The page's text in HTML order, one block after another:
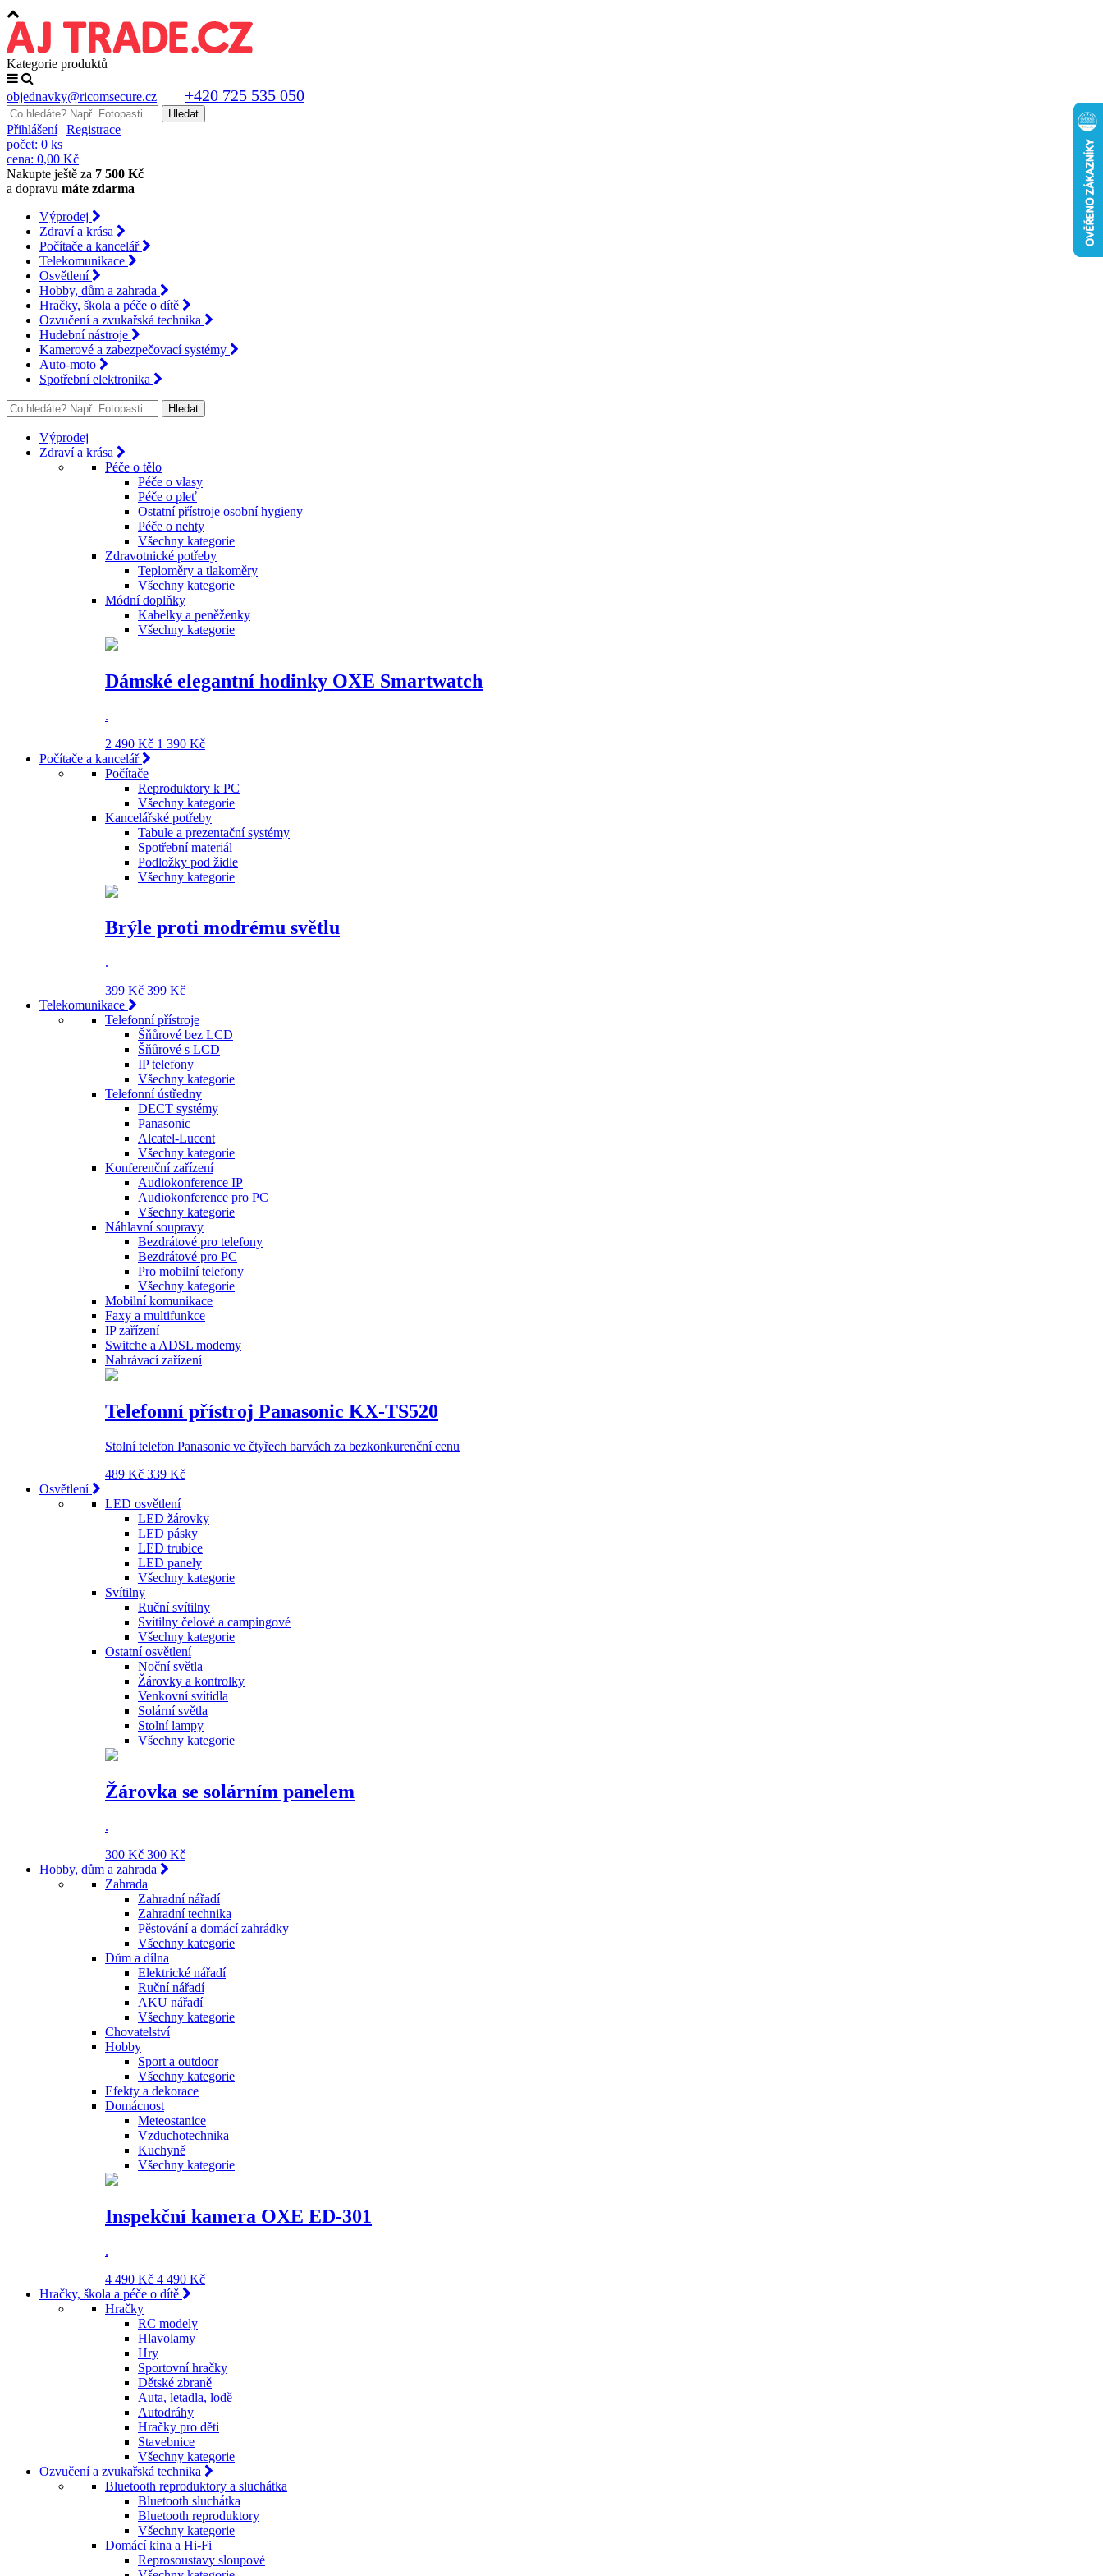
Kategorie produktů
objednavky@ricomsecure.cz +420 725 535 050
Přihlášení| Registrace
počet: 0 ks
cena: 0,00 Kč
Nakupte ještě za 7 500 Kč
a dopravu máte zdarma
Výprodej
Zdraví a krása
Počítače a kancelář
Telekomunikace
Osvětlení
Hobby, dům a zahrada
Hračky, škola a péče o dítě
Ozvučení a zvukařská technika
Hudební nástroje
Kamerové a zabezpečovací systémy
Auto-moto
Spotřební elektronika
Výprodej
Zdraví a krása
Péče o tělo
Péče o vlasy
Péče o pleť
Ostatní přístroje osobní hygieny
Péče o nehty
Všechny kategorie
Zdravotnické potřeby
Teploměry a tlakoměry
Všechny kategorie
Módní doplňky
Kabelky a peněženky
Všechny kategorie
Dámské elegantní hodinky OXE Smartwatch
.
2 490 Kč 1 390 Kč
Počítače a kancelář
Počítače
Reproduktory k PC
Všechny kategorie
Kancelářské potřeby
Tabule a prezentační systémy
Spotřební materiál
Podložky pod židle
Všechny kategorie
Brýle proti modrému světlu
.
399 Kč 399 Kč
Telekomunikace
Telefonní přístroje
Šňůrové bez LCD
Šňůrové s LCD
IP telefony
Všechny kategorie
Telefonní ústředny
DECT systémy
Panasonic
Alcatel-Lucent
Všechny kategorie
Konferenční zařízení
Audiokonference IP
Audiokonference pro PC
Všechny kategorie
Náhlavní soupravy
Bezdrátové pro telefony
Bezdrátové pro PC
Pro mobilní telefony
Všechny kategorie
Mobilní komunikace
Faxy a multifunkce
IP zařízení
Switche a ADSL modemy
Nahrávací zařízení
Telefonní přístroj Panasonic KX-TS520
Stolní telefon Panasonic ve čtyřech barvách za bezkonkurenční cenu
489 Kč 339 Kč
Osvětlení
LED osvětlení
LED žárovky
LED pásky
LED trubice
LED panely
Všechny kategorie
Svítilny
Ruční svítilny
Svítilny čelové a campingové
Všechny kategorie
Ostatní osvětlení
Noční světla
Žárovky a kontrolky
Venkovní svítidla
Solární světla
Stolní lampy
Všechny kategorie
Žárovka se solárním panelem
.
300 Kč 300 Kč
Hobby, dům a zahrada
Zahrada
Zahradní nářadí
Zahradní technika
Pěstování a domácí zahrádky
Všechny kategorie
Dům a dílna
Elektrické nářadí
Ruční nářadí
AKU nářadí
Všechny kategorie
Chovatelství
Hobby
Sport a outdoor
Všechny kategorie
Efekty a dekorace
Domácnost
Meteostanice
Vzduchotechnika
Kuchyně
Všechny kategorie
Inspekční kamera OXE ED-301
.
4 490 Kč 4 490 Kč
Hračky, škola a péče o dítě
Hračky
RC modely
Hlavolamy
Hry
Sportovní hračky
Dětské zbraně
Auta, letadla, lodě
Autodráhy
Hračky pro děti
Stavebnice
Všechny kategorie
Ozvučení a zvukařská technika
Bluetooth reproduktory a sluchátka
Bluetooth sluchátka
Bluetooth reproduktory
Všechny kategorie
Domácí kina a Hi-Fi
Reprosoustavy sloupové